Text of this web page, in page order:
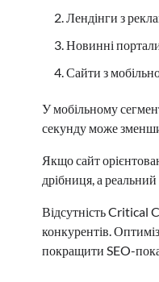
Лендінги з
Новинні
Сайти з
У мобільному
секунду може
Якщо сайт
дрібниця, а
Відсутність Critical
конкурентів.
покращити SEO-